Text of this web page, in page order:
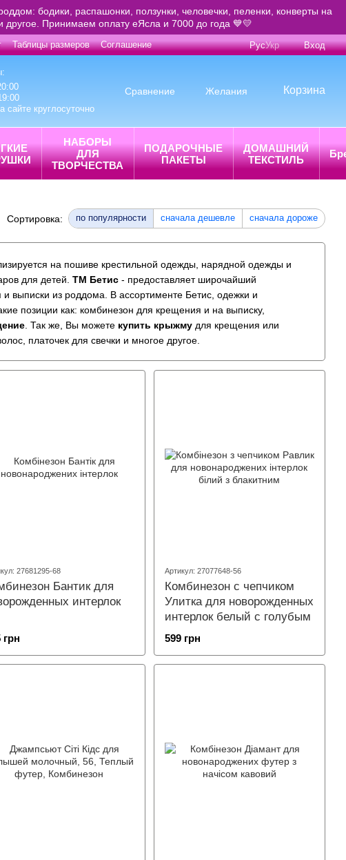
бодики, распашонки, ползунки, человечки, пеленки, конверты на
другое. Принимаем оплату еЯсла и 7000 до года 💙💛
Таблицы размеров Соглашение РусУкр Вход
сайте круглосуточно
Сравнение Желания Корзина
НАБОРЫ
ДЛЯ
ТВОРЧЕСТВА
ПОДАРОЧНЫЕ
ПАКЕТЫ
ДОМАШНИЙ
ТЕКСТИЛЬ
Сортировка: по популярности сначала дешевле сначала дороже
на пошиве крестильной одежды, нарядной одежды и
для детей. ТМ Бетис - предоставляет широчайший
выписки из роддома. В ассортименте Бетис, одежки и
позиции как: комбинезон для крещения и на выписку,
. Так же, Вы можете купить крыжму для крещения или
платочек для свечки и многое другое.
Вы можете на нашем сайте simpatyashka.com.ua или в магазине
27681295-68
Бантик для
интерлок
грн
Артикул: 27077648-56
Комбинезон с чепчиком
Улитка для новорожденных
интерлок белый с голубым
599 грн